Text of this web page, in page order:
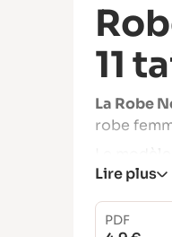
11
La Robe
robe
enfants.
ans / 3
ans et 10
Lire plus
PDF